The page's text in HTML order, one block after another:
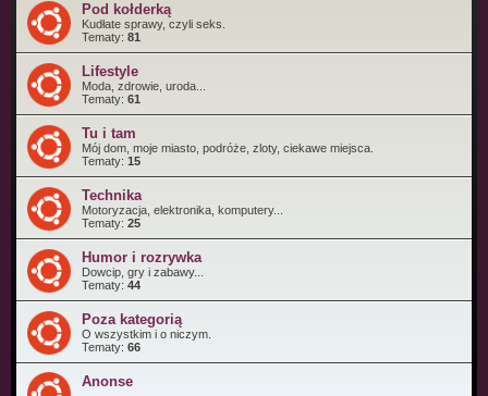
Pod kołderką
Kudłate sprawy, czyli seks.
Tematy: 81
Lifestyle
Moda, zdrowie, uroda...
Tematy: 61
Tu i tam
Mój dom, moje miasto, podróże, zloty, ciekawe miejsca.
Tematy: 15
Technika
Motoryzacja, elektronika, komputery...
Tematy: 25
Humor i rozrywka
Dowcip, gry i zabawy...
Tematy: 44
Poza kategorią
O wszystkim i o niczym.
Tematy: 66
Anonse